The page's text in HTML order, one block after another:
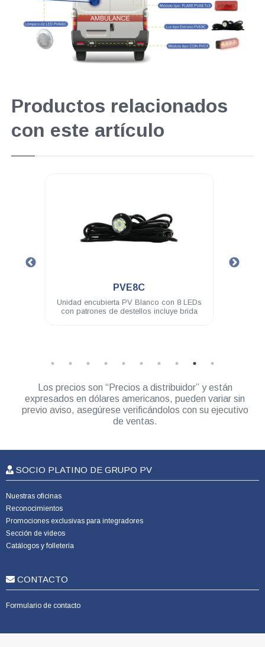
Productos relacionados
con este artículo
PVL4A
Modulo PV ASSAULT 4 LED 3W difusor
180° ámbar
Los precios son “Precios a distribuidor” y están
expresados en dólares americanos, pueden variar sin
previo aviso, asegúrese verificándolos con su ejecutivo
de ventas.
SOCIO PLATINO DE GRUPO PV
Nuestras oficinas
Reconocimientos
Promociones exclusivas para integradores
Sección de videos
Catálogos y folletería
CONTACTO
Formulario de contacto